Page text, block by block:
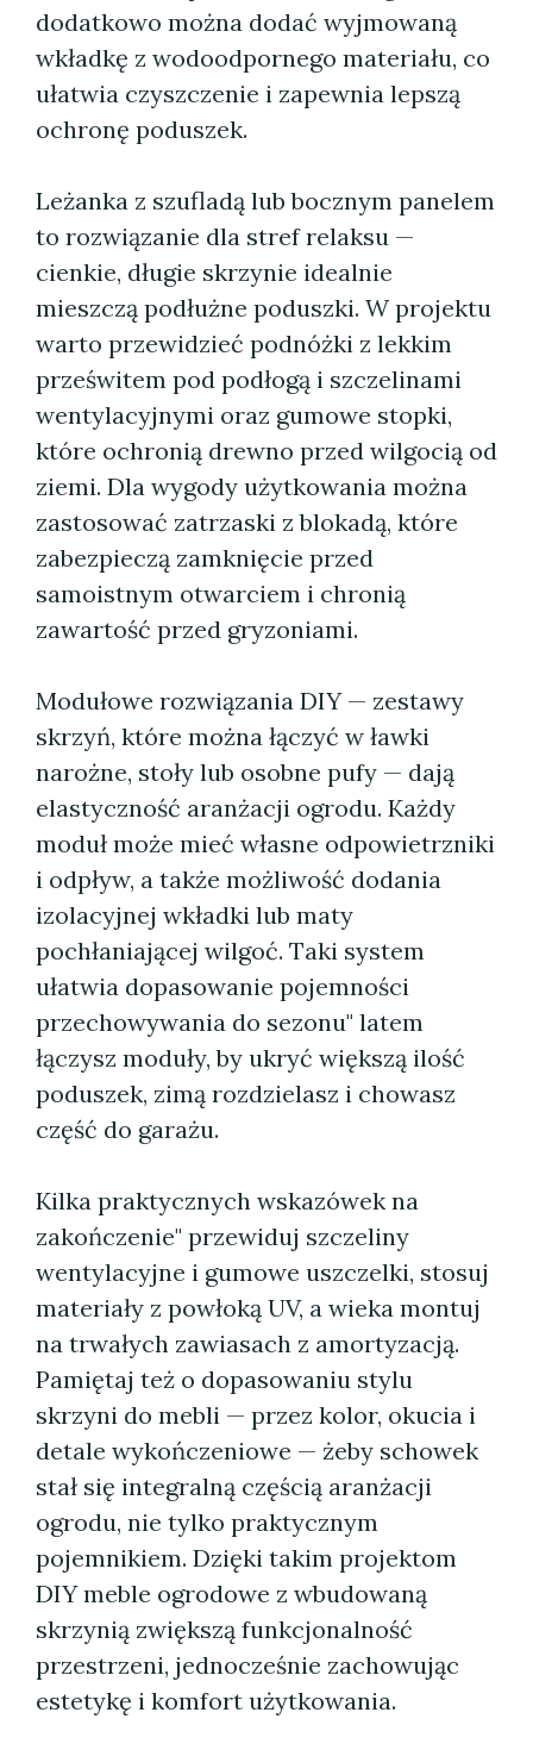
dodatkowo można dodać wyjmowaną
wkładkę z wodoodpornego materiału, co
ułatwia czyszczenie i zapewnia lepszą
ochronę poduszek.
Leżanka z szufladą lub bocznym panelem
to rozwiązanie dla stref relaksu —
cienkie, długie skrzynie idealnie
mieszczą podłużne poduszki. W projektu
warto przewidzieć podnóżki z lekkim
prześwitem pod podłogą i szczelinami
wentylacyjnymi oraz gumowe stopki,
które ochronią drewno przed wilgocią od
ziemi. Dla wygody użytkowania można
zastosować zatrzaski z blokadą, które
zabezpieczą zamknięcie przed
samoistnym otwarciem i chronią
zawartość przed gryzoniami.
Modułowe rozwiązania DIY — zestawy
skrzyń, które można łączyć w ławki
narożne, stoły lub osobne pufy — dają
elastyczność aranżacji ogrodu. Każdy
moduł może mieć własne odpowietrzniki
i odpływ, a także możliwość dodania
izolacyjnej wkładki lub maty
pochłaniającej wilgoć. Taki system
ułatwia dopasowanie pojemności
przechowywania do sezonu" latem
łączysz moduły, by ukryć większą ilość
poduszek, zimą rozdzielasz i chowasz
część do garażu.
Kilka praktycznych wskazówek na
zakończenie" przewiduj szczeliny
wentylacyjne i gumowe uszczelki, stosuj
materiały z powłoką UV, a wieka montuj
na trwałych zawiasach z amortyzacją.
Pamiętaj też o dopasowaniu stylu
skrzyni do mebli — przez kolor, okucia i
detale wykończeniowe — żeby schowek
stał się integralną częścią aranżacji
ogrodu, nie tylko praktycznym
pojemnikiem. Dzięki takim projektom
DIY meble ogrodowe z wbudowaną
skrzynią zwiększą funkcjonalność
przestrzeni, jednocześnie zachowując
estetykę i komfort użytkowania.